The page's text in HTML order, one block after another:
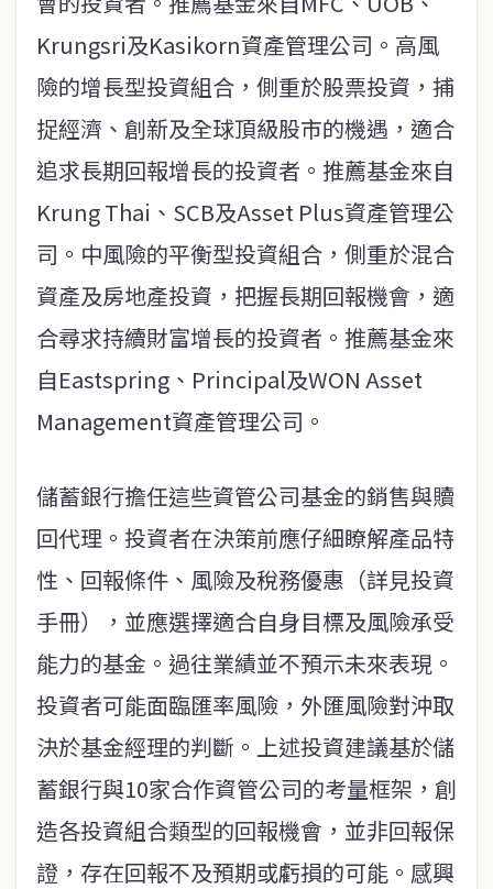
Krungsri及Kasikorn資產管理公司。高風
險的增長型投資組合，側重於股票投資，捕
捉經濟、創新及全球頂級股市的機遇，適合
追求長期回報增長的投資者。推薦基金來自
Krung Thai、SCB及Asset Plus資產管理公
司。中風險的平衡型投資組合，側重於混合
資產及房地產投資，把握長期回報機會，適
合尋求持續財富增長的投資者。推薦基金來
自Eastspring、Principal及WON Asset
Management資產管理公司。
儲蓄銀行擔任這些資管公司基金的銷售與贖
回代理。投資者在決策前應仔細瞭解產品特
性、回報條件、風險及稅務優惠（詳見投資
手冊），並應選擇適合自身目標及風險承受
能力的基金。過往業績並不預示未來表現。
投資者可能面臨匯率風險，外匯風險對沖取
決於基金經理的判斷。上述投資建議基於儲
蓄銀行與10家合作資管公司的考量框架，創
造各投資組合類型的回報機會，並非回報保
證，存在回報不及預期或虧損的可能。感興